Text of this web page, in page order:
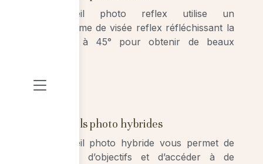
L’appareil photo reflex utilise un
mécanisme de visée reflex réfléchissant la
lumière à 45° pour obtenir de beaux
Appareils photo hybrides
L’appareil photo hybride vous permet de
changer d’objectifs et d’accéder à de